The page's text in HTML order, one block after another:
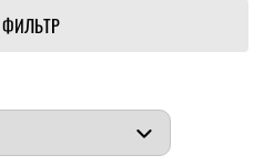
ФИЛЬТР